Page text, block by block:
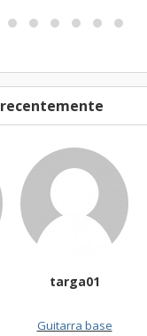
recentemente
CleiseSouza
Vocalista - Geral